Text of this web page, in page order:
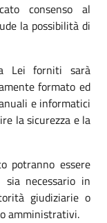
consenso al
la possibilità di
Lei forniti sarà
formato ed
e informatici
la sicurezza e la
potranno essere
necessario in
giudiziarie o
amministrativi.